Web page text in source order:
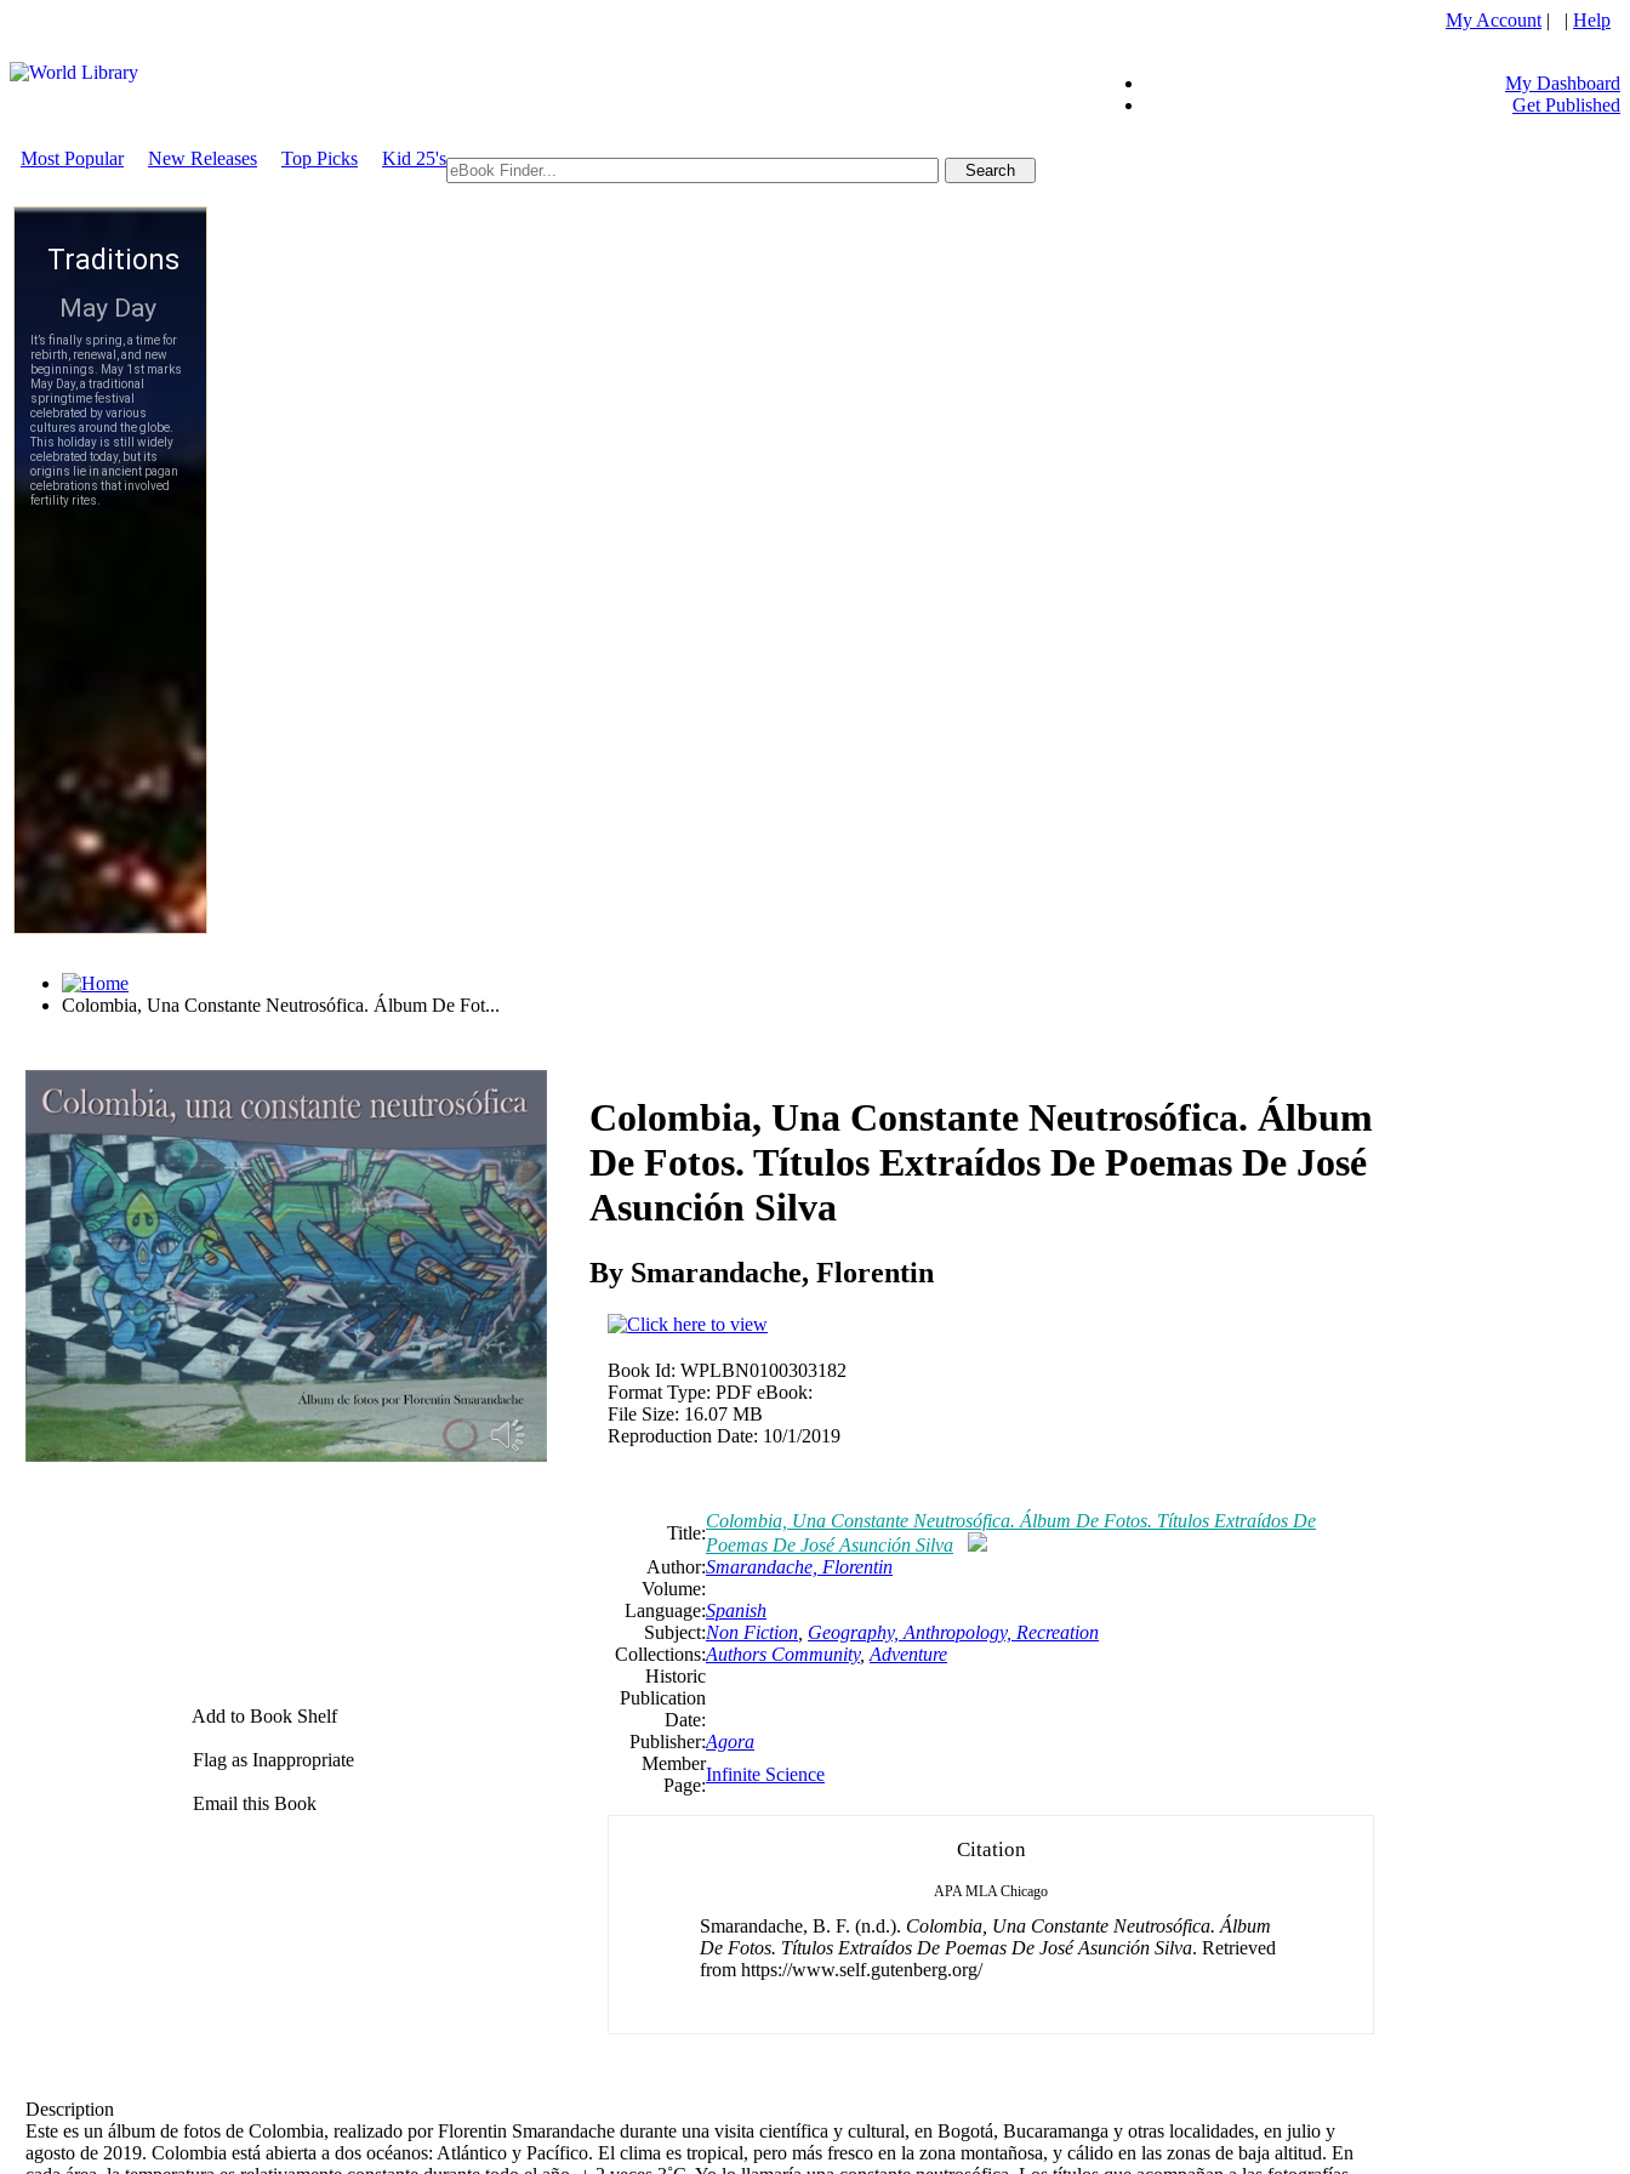
My Account | | Help
My Dashboard
Get Published
Most Popular New Releases Top Picks Kid 25's
Colombia, Una Constante Neutrosófica. Álbum De Fot...
Download
Add to Book Shelf
Flag as Inappropriate
Email this Book
Colombia, Una Constante Neutrosófica. Álbum
De Fotos. Títulos Extraídos De Poemas De José
Asunción Silva
By Smarandache, Florentin
Book Id: WPLBN0100303182
Format Type: PDF eBook:
File Size: 16.07 MB
Reproduction Date: 10/1/2019
Title:
Colombia, Una Constante Neutrosófica. Álbum De Fotos. Títulos Extraídos De
Poemas De José Asunción Silva
Author:Smarandache, Florentin
Volume:
Language:Spanish
Subject:Non Fiction Geography, Anthropology, Recreation
Collections:Authors Community, Adventure
Historic
Publication
Date:
Publisher:Agora
Member
Page:
Infinite Science
Citation
APA MLA Chicago
Smarandache, B. F. (n.d.). Colombia, Una Constante Neutrosófica. Álbum
De Fotos. Títulos Extraídos De Poemas De José Asunción Silva. Retrieved
from https://www.self.gutenberg.org/
Description
Este es un álbum de fotos de Colombia, realizado por Florentin Smarandache durante una visita científica y cultural, en Bogotá, Bucaramanga y otras localidades, en julio y
agosto de 2019. Colombia está abierta a dos océanos: Atlántico y Pacífico. El clima es tropical, pero más fresco en la zona montañosa, y cálido en las zonas de baja altitud. En